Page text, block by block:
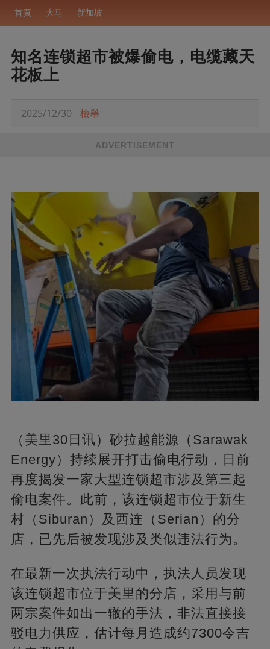
首頁 大马 新加坡
知名连锁超市被爆偷电，电缆藏天
花板上
2025/12/30 檢舉
ADVERTISEMENT
（美里30日讯）砂拉越能源（Sarawak
Energy）持续展开打击偷电行动，日前
再度揭发一家大型连锁超市涉及第三起
偷电案件。此前，该连锁超市位于新生
村（Siburan）及西连（Serian）的分
店，已先后被发现涉及类似违法行为。
在最新一次执法行动中，执法人员发现
该连锁超市位于美里的分店，采用与前
两宗案件如出一辙的手法，非法直接接
驳电力供应，估计每月造成约7300令吉